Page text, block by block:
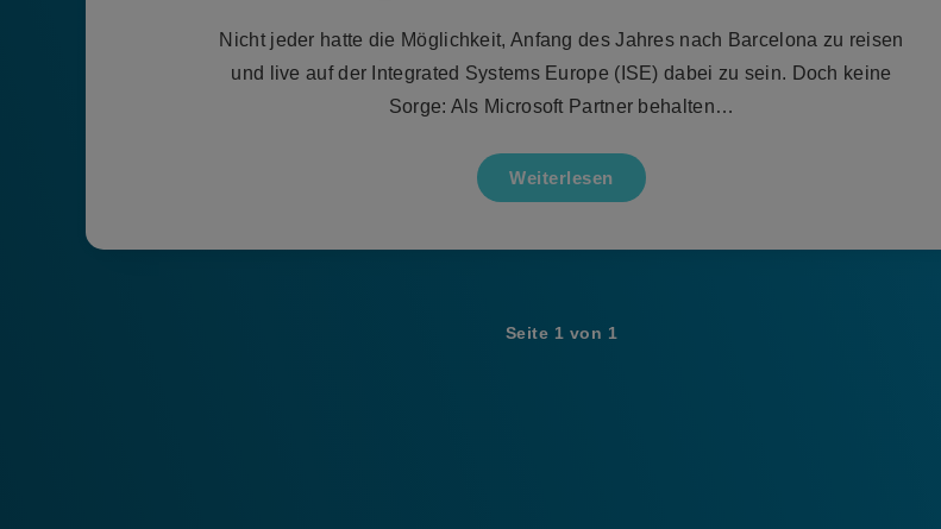
Nicht jeder hatte die Möglichkeit, Anfang des Jahres nach Barcelona zu reisen
und live auf der Integrated Systems Europe (ISE) dabei zu sein. Doch keine
Sorge: Als Microsoft Partner behalten…
Weiterlesen
Seite 1 von 1